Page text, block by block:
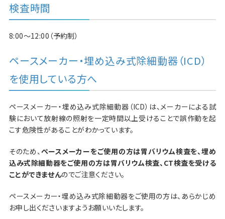
検査時間
8:00～12:00（予約制）
ペースメーカー・埋め込み式除細動器（ICD）
を使用している方へ
ペースメーカー・埋め込み式除細動器（ICD）は、メーカーによる試
験において放射線の照射を一定時間以上受けることで誤作動を起
こす危険性があることがわかっています。
そのため、ペースメーカーをご使用の方は胃バリウム検査を、埋め
込み式除細動器をご使用の方は胃バリウム検査、CT検査を受ける
ことができませんのでご注意ください。
ペースメーカー・埋め込み式除細動器をご使用の方は、あらかじめ
お申し出くださいますようお願いいたします。